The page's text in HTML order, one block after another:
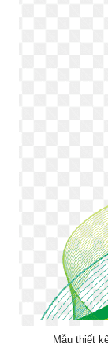
Mẫu thiết